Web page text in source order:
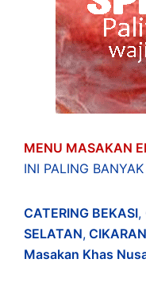
MENU MASAKAN
INI PALING
CATERING BEKASI,
SELATAN,
Masakan Khas